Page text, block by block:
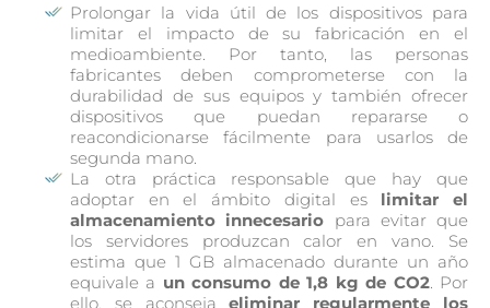
Prolongar la vida útil de los dispositivos para
limitar el impacto de su fabricación en el
medioambiente. Por tanto, las personas
fabricantes deben comprometerse con la
durabilidad de sus equipos y también ofrecer
dispositivos que puedan repararse o
reacondicionarse fácilmente para usarlos de
segunda mano.
La otra práctica responsable que hay que
adoptar en el ámbito digital es limitar el
almacenamiento innecesario para evitar que
los servidores produzcan calor en vano. Se
estima que 1 GB almacenado durante un año
equivale a un consumo de 1,8 kg de CO2. Por
ello, se aconsejaeliminar regularmente los